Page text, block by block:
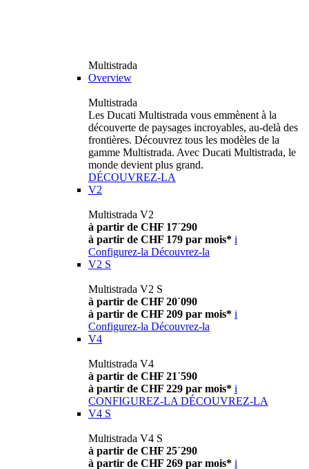
Multistrada
Overview
Multistrada
Les Ducati Multistrada vous emmènent à la
découverte de paysages incroyables, au-delà des
frontières. Découvrez tous les modèles de la
gamme Multistrada. Avec Ducati Multistrada, le
monde devient plus grand.
DÉCOUVREZ-LA
V2
Multistrada V2
à partir de CHF 17´290
à partir de CHF 179 par mois* i
Configurez-la Découvrez-la
V2 S
Multistrada V2 S
à partir de CHF 20´090
à partir de CHF 209 par mois* i
Configurez-la Découvrez-la
V4
Multistrada V4
à partir de CHF 21´590
à partir de CHF 229 par mois* i
CONFIGUREZ-LA DÉCOUVREZ-LA
V4 S
Multistrada V4 S
à partir de CHF 25´290
à partir de CHF 269 par mois* i